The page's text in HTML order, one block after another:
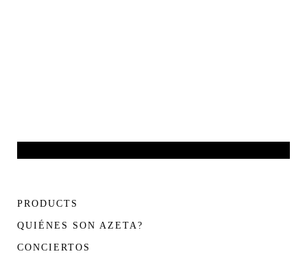
PRODUCTS
QUIÉNES SON AZETA?
CONCIERTOS